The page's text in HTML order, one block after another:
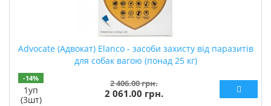
Advocate (Адвокат) Elanco - засоби захисту від паразитів
для собак вагою (понад 25 кг)
-14%
1уп
(3шт)
2 406.00 грн.
2 061.00 грн.